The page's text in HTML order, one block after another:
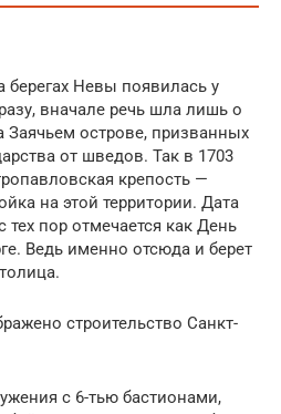
берегах Невы появилась у
вначале речь шла лишь о
Заячьем острове, призванных
от шведов. Так в 1703
крепость —
на этой территории. Дата
пор отмечается как День
Ведь именно отсюда и берет
строительство Санкт-
с 6-тью бастионами,